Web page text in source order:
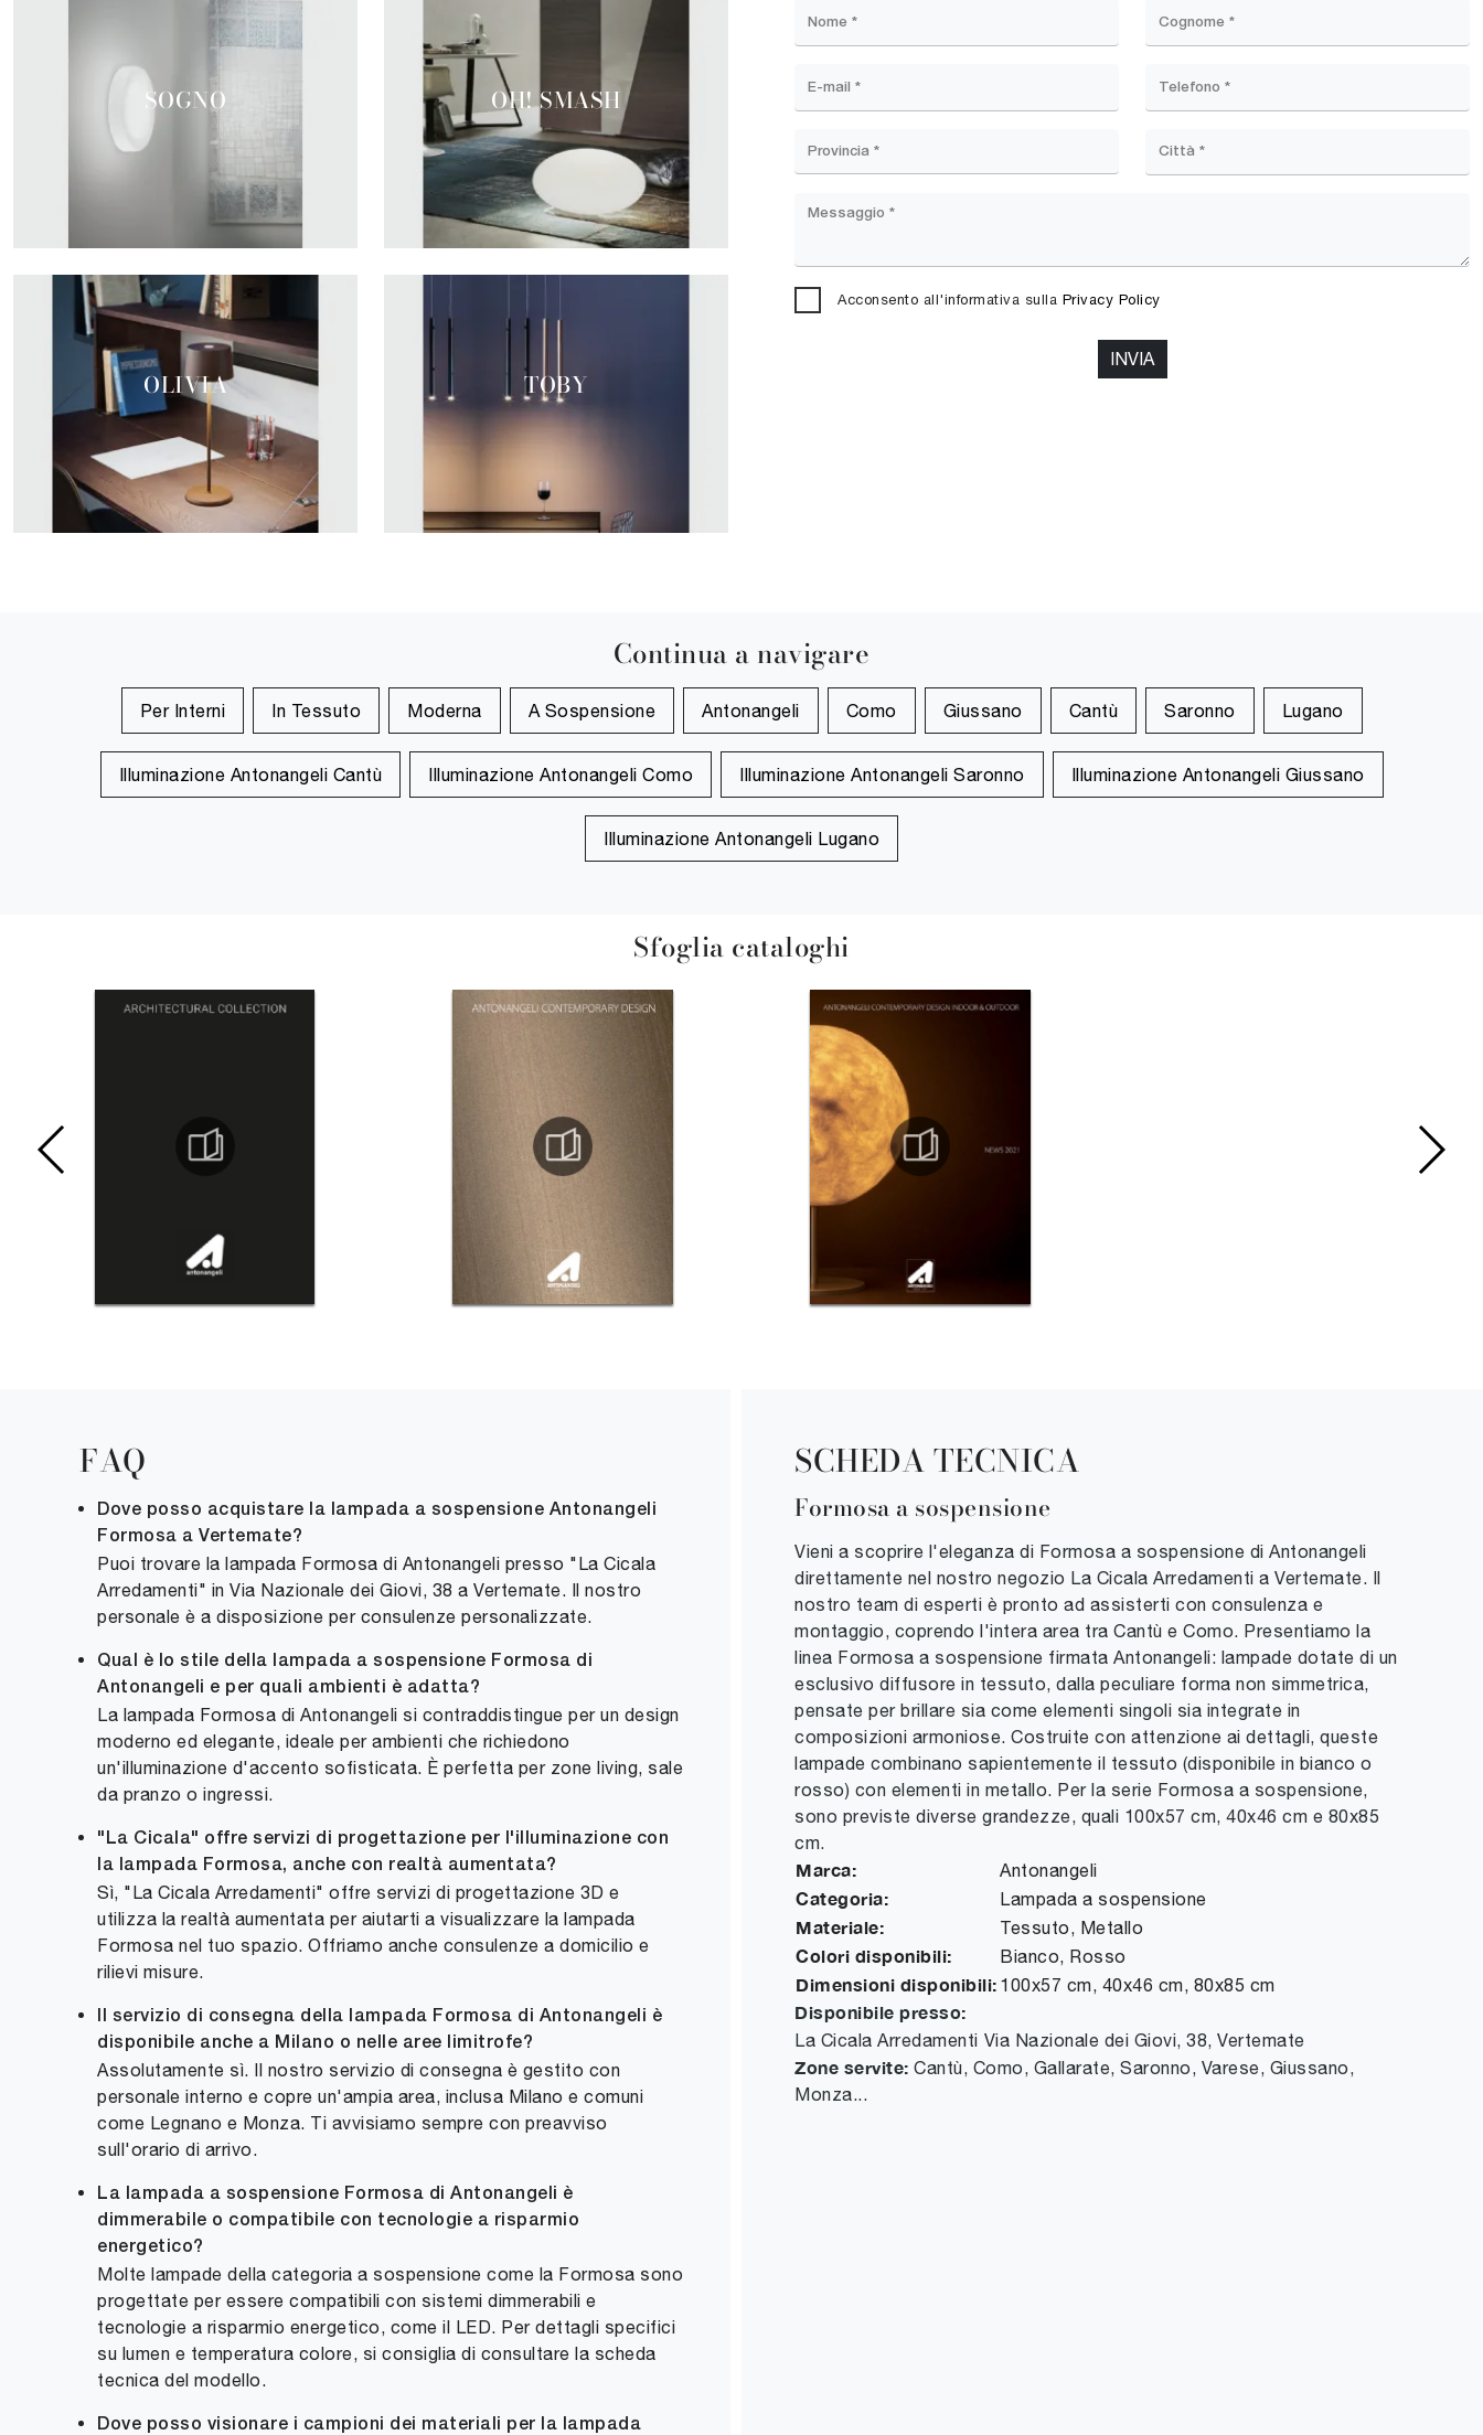
SOGNO OH! SMASH
OLIVIA TOBY
Acconsento all'informativa sulla Privacy Policy
INVIA
Continua a navigare
Per Interni In Tessuto Moderna A Sospensione Antonangeli Como Giussano Cantù Saronno Lugano
Illuminazione Antonangeli Cantù Illuminazione Antonangeli Como Illuminazione Antonangeli Saronno Illuminazione Antonangeli Giussano
Illuminazione Antonangeli Lugano
Sfoglia cataloghi
FAQ
Dove posso acquistare la lampada a sospensione Antonangeli
Formosa a Vertemate?
Puoi trovare la lampada Formosa di Antonangeli presso "La Cicala
Arredamenti" in Via Nazionale dei Giovi, 38 a Vertemate. Il nostro
personale è a disposizione per consulenze personalizzate.
Qual è lo stile della lampada a sospensione Formosa di
Antonangeli e per quali ambienti è adatta?
La lampada Formosa di Antonangeli si contraddistingue per un design
moderno ed elegante, ideale per ambienti che richiedono
un'illuminazione d'accento sofisticata. È perfetta per zone living, sale
da pranzo o ingressi.
"La Cicala" offre servizi di progettazione per l'illuminazione con
la lampada Formosa, anche con realtà aumentata?
Sì, "La Cicala Arredamenti" offre servizi di progettazione 3D e
utilizza la realtà aumentata per aiutarti a visualizzare la lampada
Formosa nel tuo spazio. Offriamo anche consulenze a domicilio e
rilievi misure.
Il servizio di consegna della lampada Formosa di Antonangeli è
disponibile anche a Milano o nelle aree limitrofe?
Assolutamente sì. Il nostro servizio di consegna è gestito con
personale interno e copre un'ampia area, inclusa Milano e comuni
come Legnano e Monza. Ti avvisiamo sempre con preavviso
sull'orario di arrivo.
La lampada a sospensione Formosa di Antonangeli è
dimmerabile o compatibile con tecnologie a risparmio
energetico?
Molte lampade della categoria a sospensione come la Formosa sono
progettate per essere compatibili con sistemi dimmerabili e
tecnologie a risparmio energetico, come il LED. Per dettagli specifici
su lumen e temperatura colore, si consiglia di consultare la scheda
tecnica del modello.
Dove posso visionare i campioni dei materiali per la lampada
SCHEDA TECNICA
Formosa a sospensione
Vieni a scoprire l'eleganza di Formosa a sospensione di Antonangeli
direttamente nel nostro negozio La Cicala Arredamenti a Vertemate. Il
nostro team di esperti è pronto ad assisterti con consulenza e
montaggio, coprendo l'intera area tra Cantù e Como. Presentiamo la
linea Formosa a sospensione firmata Antonangeli: lampade dotate di un
esclusivo diffusore in tessuto, dalla peculiare forma non simmetrica,
pensate per brillare sia come elementi singoli sia integrate in
composizioni armoniose. Costruite con attenzione ai dettagli, queste
lampade combinano sapientemente il tessuto (disponibile in bianco o
rosso) con elementi in metallo. Per la serie Formosa a sospensione,
sono previste diverse grandezze, quali 100x57 cm, 40x46 cm e 80x85
cm.
Marca: Antonangeli
Categoria: Lampada a sospensione
Materiale: Tessuto, Metallo
Colori disponibili: Bianco, Rosso
Dimensioni disponibili: 100x57 cm, 40x46 cm, 80x85 cm
Disponibile presso:
La Cicala Arredamenti Via Nazionale dei Giovi, 38, Vertemate
Zone servite: Cantù, Como, Gallarate, Saronno, Varese, Giussano,
Monza...